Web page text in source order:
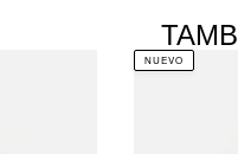
NUEVO